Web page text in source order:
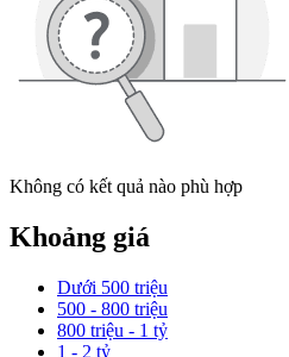
Không có kết quả nào phù hợp
Khoảng giá
Dưới 500 triệu
500 - 800 triệu
800 triệu - 1 tỷ
1 - 2 tỷ